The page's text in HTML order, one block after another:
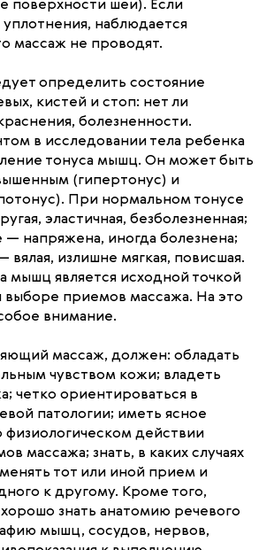
поверхности шеи). Если
наблюдается
массаж не проводят.
определить состояние
кистей и стоп: нет ли
болезненности.
в исследовании тела ребенка
тонуса мышц. Он может быть
(гипертонус) и
При нормальном тонусе
эластичная, безболезненная;
— напряжена, иногда болезнена;
вялая, излишне мягкая, повисшая.
мышц является исходной точкой
приемов массажа. На это
внимание.
массаж, должен: обладать
чувством кожи; владеть
четко ориентироваться в
патологии; иметь ясное
физиологическом действии
массажа; знать, в каких случаях
тот или иной прием и
к другому. Кроме того,
знать анатомию речевого
мышц, сосудов, нервов,